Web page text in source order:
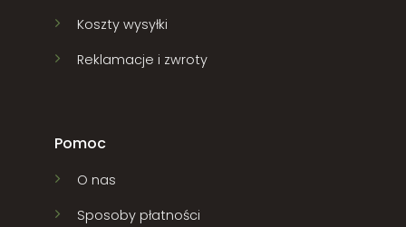
Koszty wysyłki
Reklamacje i zwroty
Pomoc
O nas
Sposoby płatności